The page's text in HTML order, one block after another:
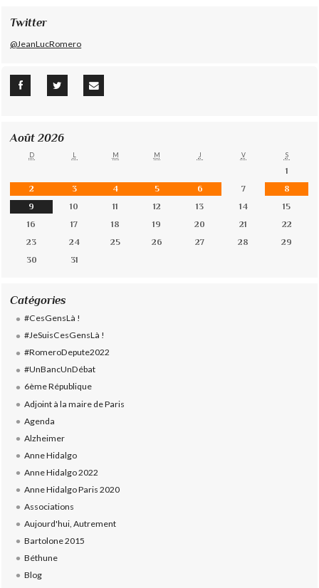
Twitter
@JeanLucRomero
Août 2026
D L M M J V S
1
2
3 4 5 6 7
8
9
10 11 12 13 14
15
16
17 18 19 20 21
22
23
24 25 26 27 28
29
30
31
Catégories
#CesGensLà !
#JeSuisCesGensLà !
#RomeroDepute2022
#UnBancUnDébat
6ème République
Adjoint à la maire de Paris
Agenda
Alzheimer
Anne Hidalgo
Anne Hidalgo 2022
Anne Hidalgo Paris 2020
Associations
Aujourd'hui, Autrement
Bartolone 2015
Béthune
Blog